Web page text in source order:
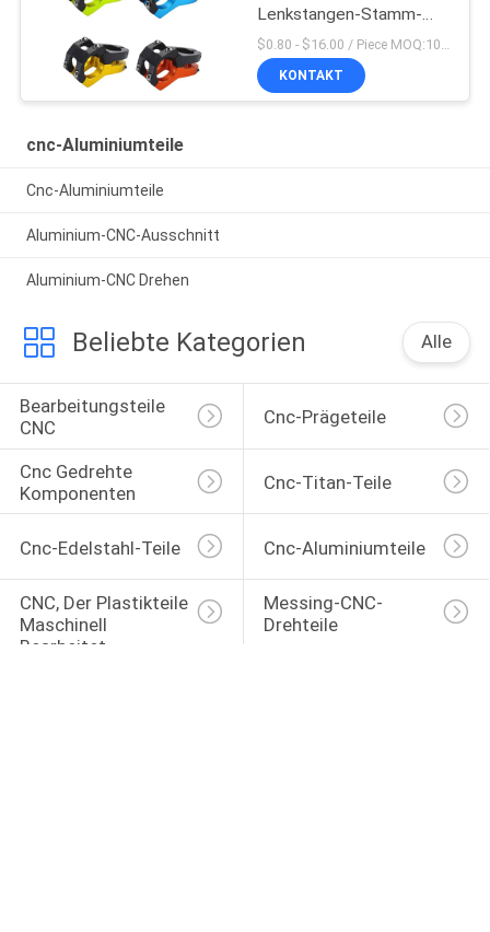
Lenkstangen-Stamm-
Aluminium -10
KONTAKT
cnc-Aluminiumteile
Cnc-Aluminiumteile
Aluminium-CNC-Ausschnitt
Aluminium-CNC Drehen
Beliebte Kategorien Alle
Bearbeitungsteile
CNC
Cnc-Prägeteile
Cnc Gedrehte
Komponenten
Cnc-Titan-Teile
Cnc-Edelstahl-Teile Cnc-Aluminiumteile
CNC, Der Plastikteile
Maschinell
Bearbeitet
Messing-CNC-
Drehteile